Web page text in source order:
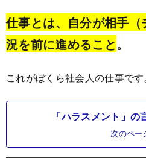
仕事とは、自分が相手
況を前に進めること。
これがぼくら社会人の仕事です
「ハラスメント」
次のペー